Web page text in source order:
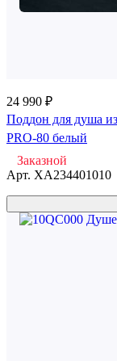
24 990 ₽
Поддон для душа
PRO-80 белый
Заказной
Арт. XA234401010